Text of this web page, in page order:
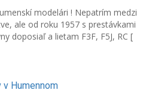
modelári ! Nepatrím medzi
ale od roku 1957 s prestávkami
doposiaľ a lietam F3F, F5J, RC [
Humennom